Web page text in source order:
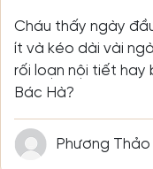
Cháu thấy ngày
ít và kéo dài vài
rối loạn nội tiết hay
Bác Hà?
Phương Thảo